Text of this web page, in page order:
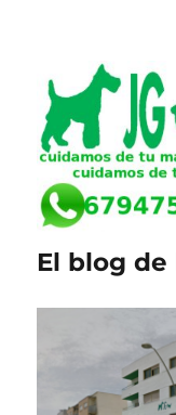
El blog de